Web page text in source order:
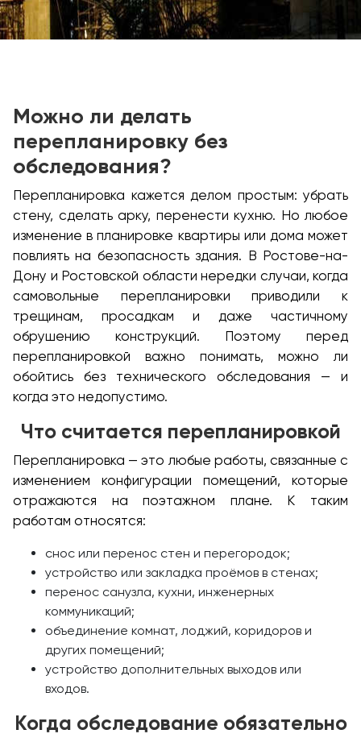
Можно ли делать
перепланировку без
обследования?
Перепланировка кажется делом простым: убрать
стену, сделать арку, перенести кухню. Но любое
изменение в планировке квартиры или дома может
повлиять на безопасность здания. В Ростове-на-
Дону и Ростовской области нередки случаи, когда
самовольные перепланировки приводили к
трещинам, просадкам и даже частичному
обрушению конструкций. Поэтому перед
перепланировкой важно понимать, можно ли
обойтись без технического обследования — и
когда это недопустимо.
Что считается перепланировкой
Перепланировка — это любые работы, связанные с
изменением конфигурации помещений, которые
отражаются на поэтажном плане. К таким
работам относятся:
снос или перенос стен и перегородок;
устройство или закладка проёмов в стенах;
перенос санузла, кухни, инженерных
коммуникаций;
объединение комнат, лоджий, коридоров и
других помещений;
устройство дополнительных выходов или
входов.
Когда обследование обязательно